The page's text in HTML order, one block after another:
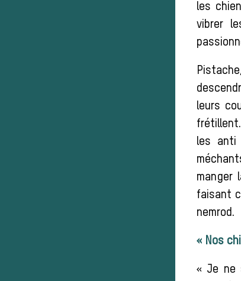
les
vibrer
P
leurs
les anti
manger
faisant
nemrod.
« Nos
« Je ne